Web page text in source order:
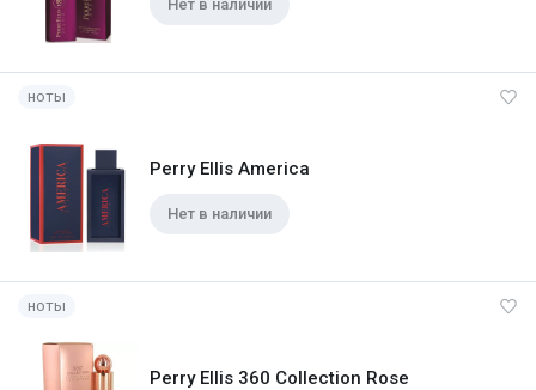
Нет в наличии
ноты
Perry Ellis America
Нет в наличии
ноты
Perry Ellis 360 Collection Rose